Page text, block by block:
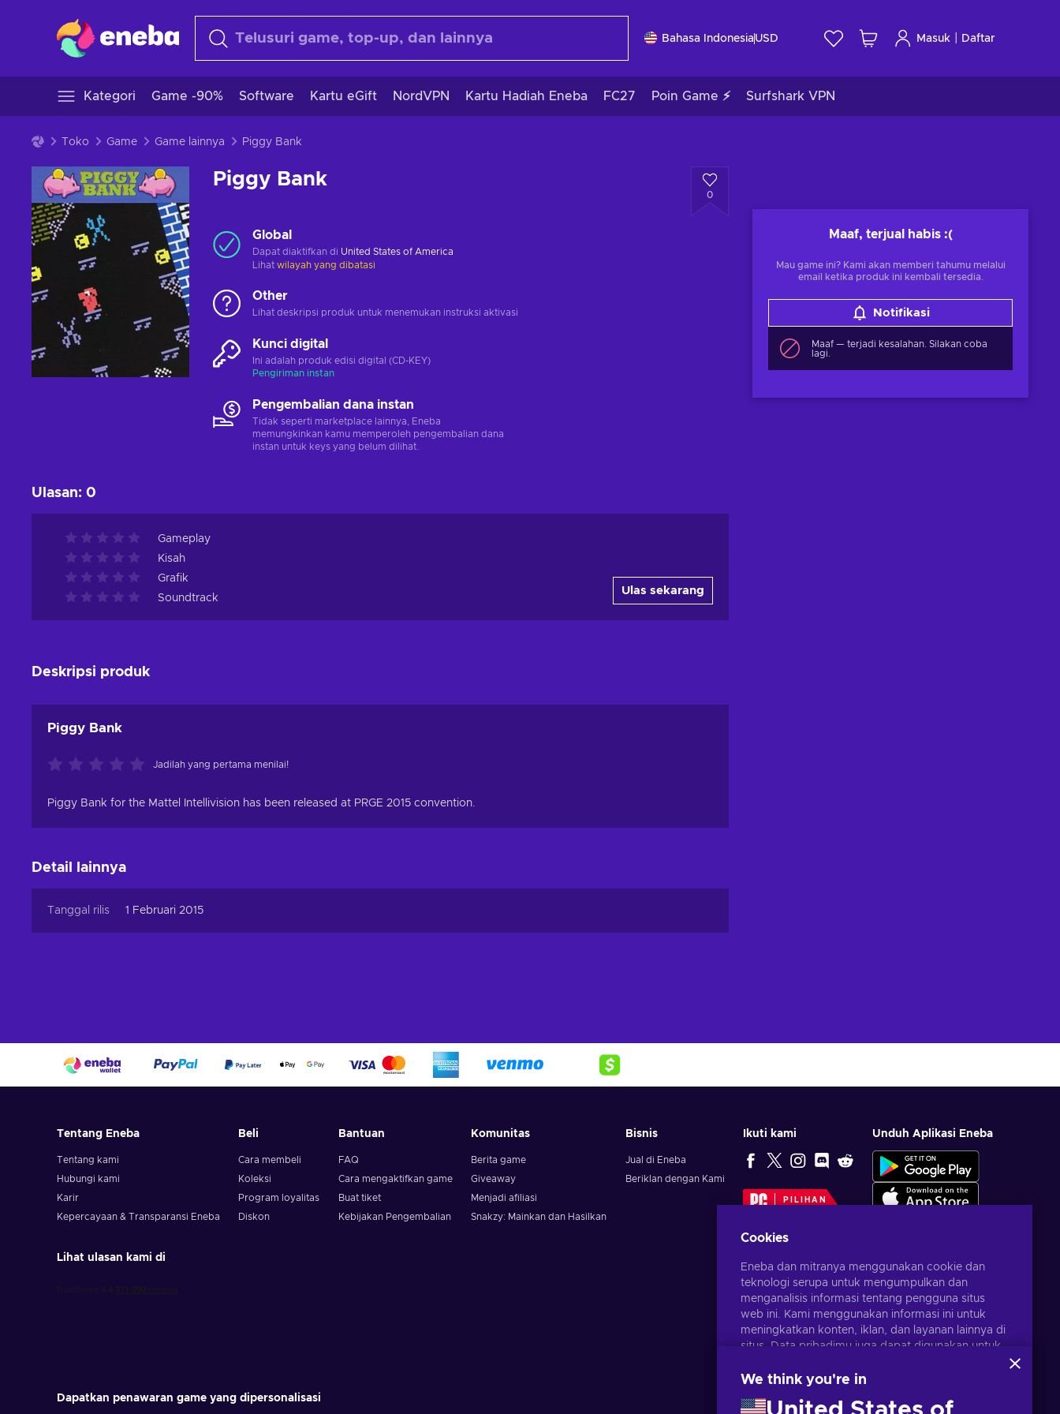
Bahasa Indonesia USD Masuk Daftar
Kategori Game -90% Software Kartu eGift NordVPN Kartu Hadiah Eneba FC27 Poin Game ⚡ Surfshark VPN
Toko Game Game lainnya Piggy Bank
Piggy Bank
0
Maaf, terjual habis :(
Mau game ini? Kami akan memberi tahumu melalui
email ketika produk ini kembali tersedia.
Notifikasi
Maaf — terjadi kesalahan. Silakan coba
lagi.
Global
Dapat diaktifkan di United States of America
Lihat wilayah yang dibatasi
Other
Lihat deskripsi produk untuk menemukan instruksi aktivasi
Kunci digital
Ini adalah produk edisi digital (CD-KEY)
Pengiriman instan
Pengembalian dana instan
Tidak seperti marketplace lainnya, Eneba
memungkinkan kamu memperoleh pengembalian dana
instan untuk keys yang belum dilihat.
Ulasan: 0
Gameplay
Kisah
Grafik
Soundtrack
Ulas sekarang
Deskripsi produk
Piggy Bank
Jadilah yang pertama menilai!
Piggy Bank for the Mattel Intellivision has been released at PRGE 2015 convention.
Detail lainnya
Tanggal rilis 1 Februari 2015
Tentang Eneba
Tentang kami
Hubungi kami
Karir
Kepercayaan & Transparansi Eneba
Beli
Cara membeli
Koleksi
Program loyalitas
Diskon
Bantuan
FAQ
Cara mengaktifkan game
Buat tiket
Kebijakan Pengembalian
Komunitas
Berita game
Giveaway
Menjadi afiliasi
Snakzy: Mainkan dan Hasilkan
Bisnis
Jual di Eneba
Beriklan dengan Kami
Ikuti kami
PILIHAN
Unduh Aplikasi Eneba
Lihat ulasan kami di
Dapatkan penawaran game yang dipersonalisasi
Cookies
Eneba dan mitranya menggunakan cookie dan
teknologi serupa untuk mengumpulkan dan
menganalisis informasi tentang pengguna situs
web ini. Kami menggunakan informasi ini untuk
meningkatkan konten, iklan, dan layanan lainnya di
situs. Data pribadimu juga dapat digunakan untuk
Dengan mengklik 'Terima Semua', kamu
dan mitranya. Kamu dapat menyesuaikan
We think you're in